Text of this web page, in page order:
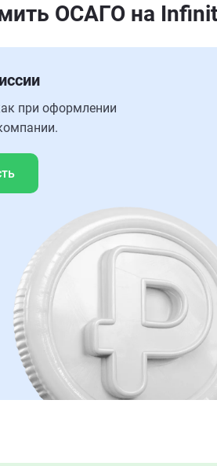
ОСАГО на
при оформлении